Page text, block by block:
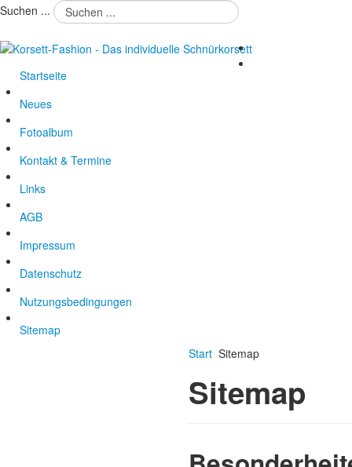
Suchen ...
Startseite
Neues
Fotoalbum
Kontakt & Termine
Links
AGB
Impressum
Datenschutz
Nutzungsbedingungen
Sitemap
Start Sitemap
Sitemap